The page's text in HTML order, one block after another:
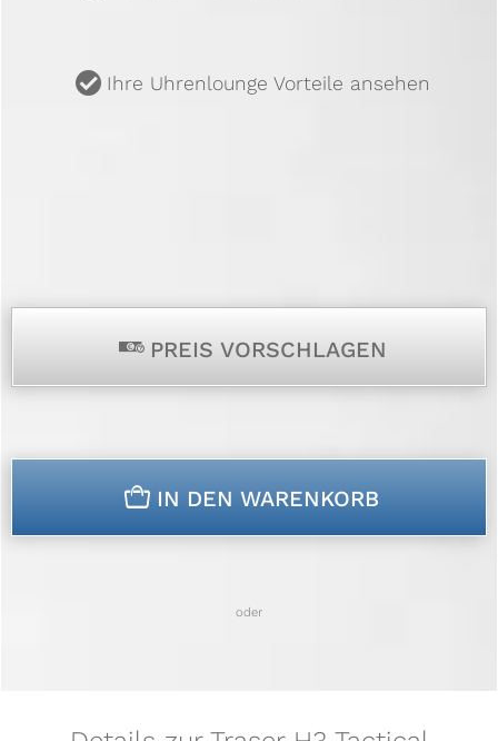
u Ihre Uhrenlounge Vorteile ansehen
p PREIS VORSCHLAGEN
n IN DEN WARENKORB
oder